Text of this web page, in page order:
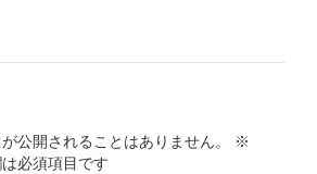
公開されることはありません。
※
必須項目です